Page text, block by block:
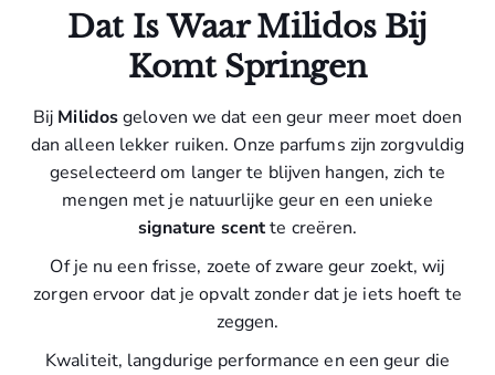
Dat Is Waar Milidos Bij
Komt Springen
Bij Milidosgeloven we dat een geur meer moet doen
dan alleen lekker ruiken. Onze parfums zijn zorgvuldig
geselecteerd om langer te blijven hangen, zich te
mengen met je natuurlijke geur en een unieke
signature scentte creëren.
Of je nu een frisse, zoete of zware geur zoekt, wij
zorgen ervoor dat je opvalt zonder dat je iets hoeft te
zeggen.
Kwaliteit, langdurige performance en een geur die